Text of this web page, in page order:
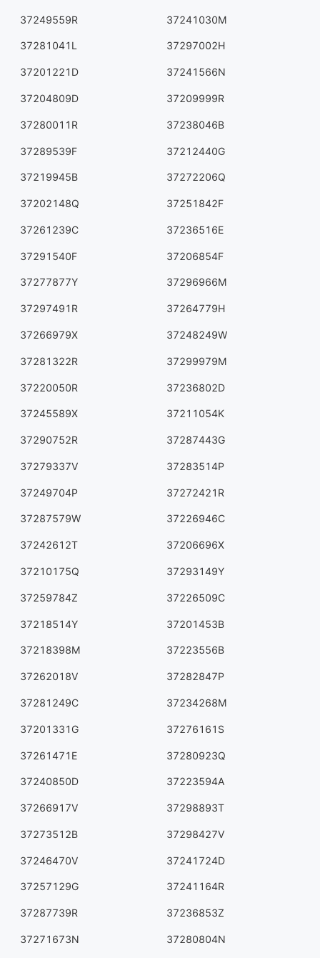
37249559R 37241030M
37281041L 37297002H
37201221D 37241566N
37204809D 37209999R
37280011R 37238046B
37289539F 37212440G
37219945B 37272206Q
37202148Q 37251842F
37261239C 37236516E
37291540F 37206854F
37277877Y 37296966M
37297491R 37264779H
37266979X 37248249W
37281322R 37299979M
37220050R 37236802D
37245589X 37211054K
37290752R 37287443G
37279337V 37283514P
37249704P 37272421R
37287579W 37226946C
37242612T 37206696X
37210175Q 37293149Y
37259784Z 37226509C
37218514Y 37201453B
37218398M 37223556B
37262018V 37282847P
37281249C 37234268M
37201331G 37276161S
37261471E 37280923Q
37240850D 37223594A
37266917V 37298893T
37273512B 37298427V
37246470V 37241724D
37257129G 37241164R
37287739R 37236853Z
37271673N 37280804N